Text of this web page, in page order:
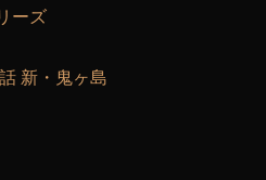
ーズ
新・鬼ヶ島